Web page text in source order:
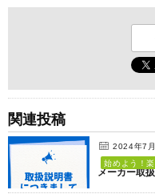
関連投稿
2024年7
始めよう！
メーカー取